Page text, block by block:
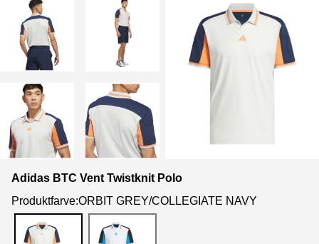
Adidas BTC Vent Twistknit Polo
Produktfarve:ORBIT GREY/COLLEGIATE NAVY